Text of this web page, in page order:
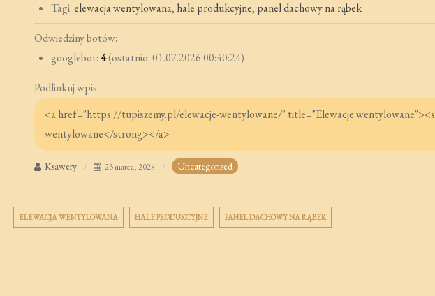
Tagi:elewacja wentylowana, hale produkcyjne, panel dachowy na rąbek
Odwiedziny botów:
googlebot:4(ostatnio: 01.07.2026 00:40:24)
Podlinkuj wpis:
Ksawery 23 marca, 2025 Uncategorized
ELEWACJA WENTYLOWANA HALE PRODUKCYJNE PANEL DACHOWY NA RĄBEK